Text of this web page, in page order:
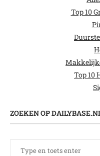
Top 10
Top 10
ZOEKEN OP